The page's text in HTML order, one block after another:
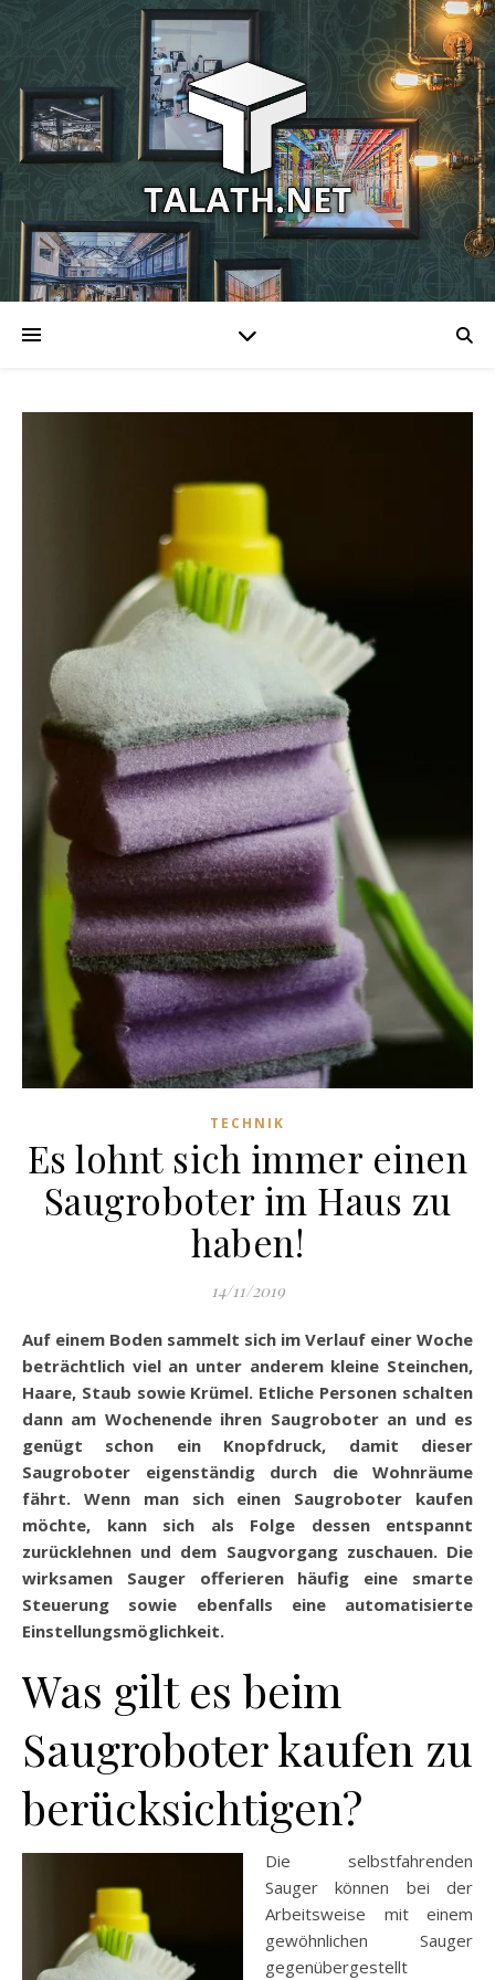
TECHNIK
Es lohnt sich immer einen
Saugroboter im Haus zu
haben!
14/11/2019
Auf einem Boden sammelt sich im Verlauf einer Woche
beträchtlich viel an unter anderem kleine Steinchen,
Haare, Staub sowie Krümel. Etliche Personen schalten
dann am Wochenende ihren Saugroboter an und es
genügt schon ein Knopfdruck, damit dieser
Saugroboter eigenständig durch die Wohnräume
fährt. Wenn man sich einen Saugroboter kaufen
möchte, kann sich als Folge dessen entspannt
zurücklehnen und dem Saugvorgang zuschauen. Die
wirksamen Sauger offerieren häufig eine smarte
Steuerung sowie ebenfalls eine automatisierte
Einstellungsmöglichkeit.
Was gilt es beim
Saugroboter kaufen zu
berücksichtigen?
Die selbstfahrenden
Sauger können bei der
Arbeitsweise mit einem
gewöhnlichen Sauger
gegenübergestellt